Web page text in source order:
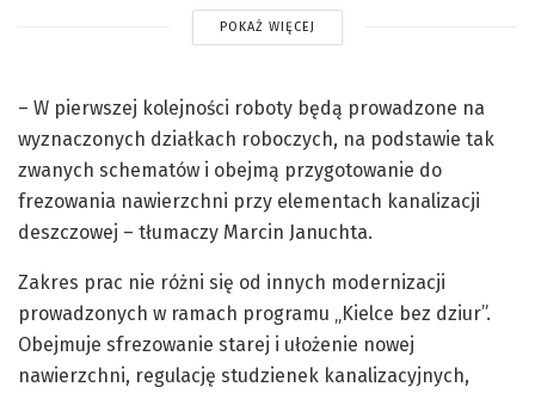
POKAŻ WIĘCEJ
– W pierwszej kolejności roboty będą prowadzone na
wyznaczonych działkach roboczych, na podstawie tak
zwanych schematów i obejmą przygotowanie do
frezowania nawierzchni przy elementach kanalizacji
deszczowej – tłumaczy Marcin Januchta.
Zakres prac nie różni się od innych modernizacji
prowadzonych w ramach programu „Kielce bez dziur”.
Obejmuje sfrezowanie starej i ułożenie nowej
nawierzchni, regulację studzienek kanalizacyjnych,